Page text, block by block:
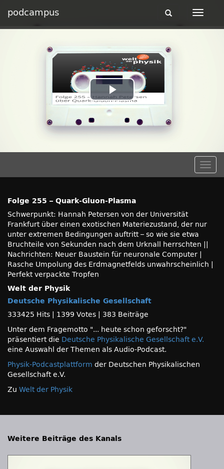
podcampus
Toggle
Toggle
Play
Video
Folge 255 – Quark-Gluon-Plasma
Schwerpunkt: Hannah Petersen von der Universität
Frankfurt über einen exotischen Materiezustand, der nur
unter extremen Bedingungen auftritt – so wie sie etwa
Bruchteile von Sekunden nach dem Urknall herrschten ||
Nachrichten: Neuer Baustein für neuronale Computer |
Rasche Umpolung des Erdmagnetfelds unwahrscheinlich |
Perfekt verpackte Tropfen
Welt der Physik
Deutsche Physikalische Gesellschaft
333425 Hits
1399 Votes
383 Beiträge
Unter dem Fragemotto
... heute schon geforscht?
präsentiert die Deutsche Physikalische Gesellschaft e.V.
eine Auswahl der Themen als Audio-Podcast.
Physik-Podcastplattform der Deutschen Physikalischen
Gesellschaft e.V.
Zu Welt der Physik
Weitere Beiträge des Kanals